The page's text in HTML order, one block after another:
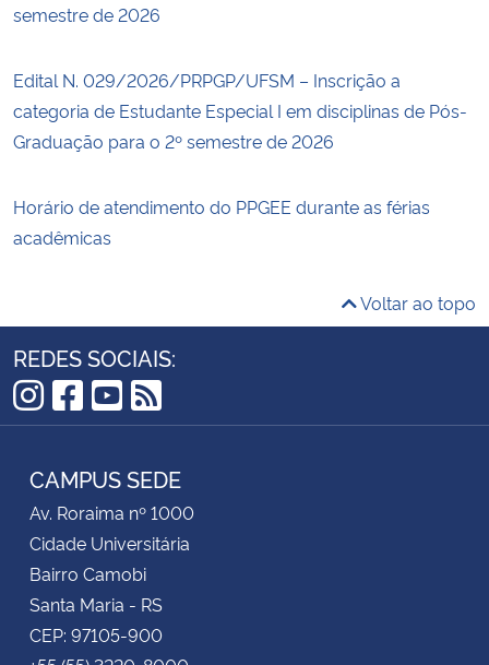
semestre de 2026
Edital N. 029/2026/PRPGP/UFSM – Inscrição a
categoria de Estudante Especial I em disciplinas de Pós-
Graduação para o 2º semestre de 2026
Horário de atendimento do PPGEE durante as férias
acadêmicas
Voltar ao topo
REDES SOCIAIS:
Instagram
Facebook
YouTube
RSS
CAMPUS SEDE
Av. Roraima nº 1000
Cidade Universitária
Bairro Camobi
Santa Maria - RS
CEP: 97105-900